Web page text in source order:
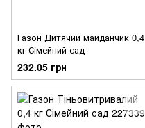
Газон Дитячий майданчик 0,4
кг Сімейний сад
232.05 грн